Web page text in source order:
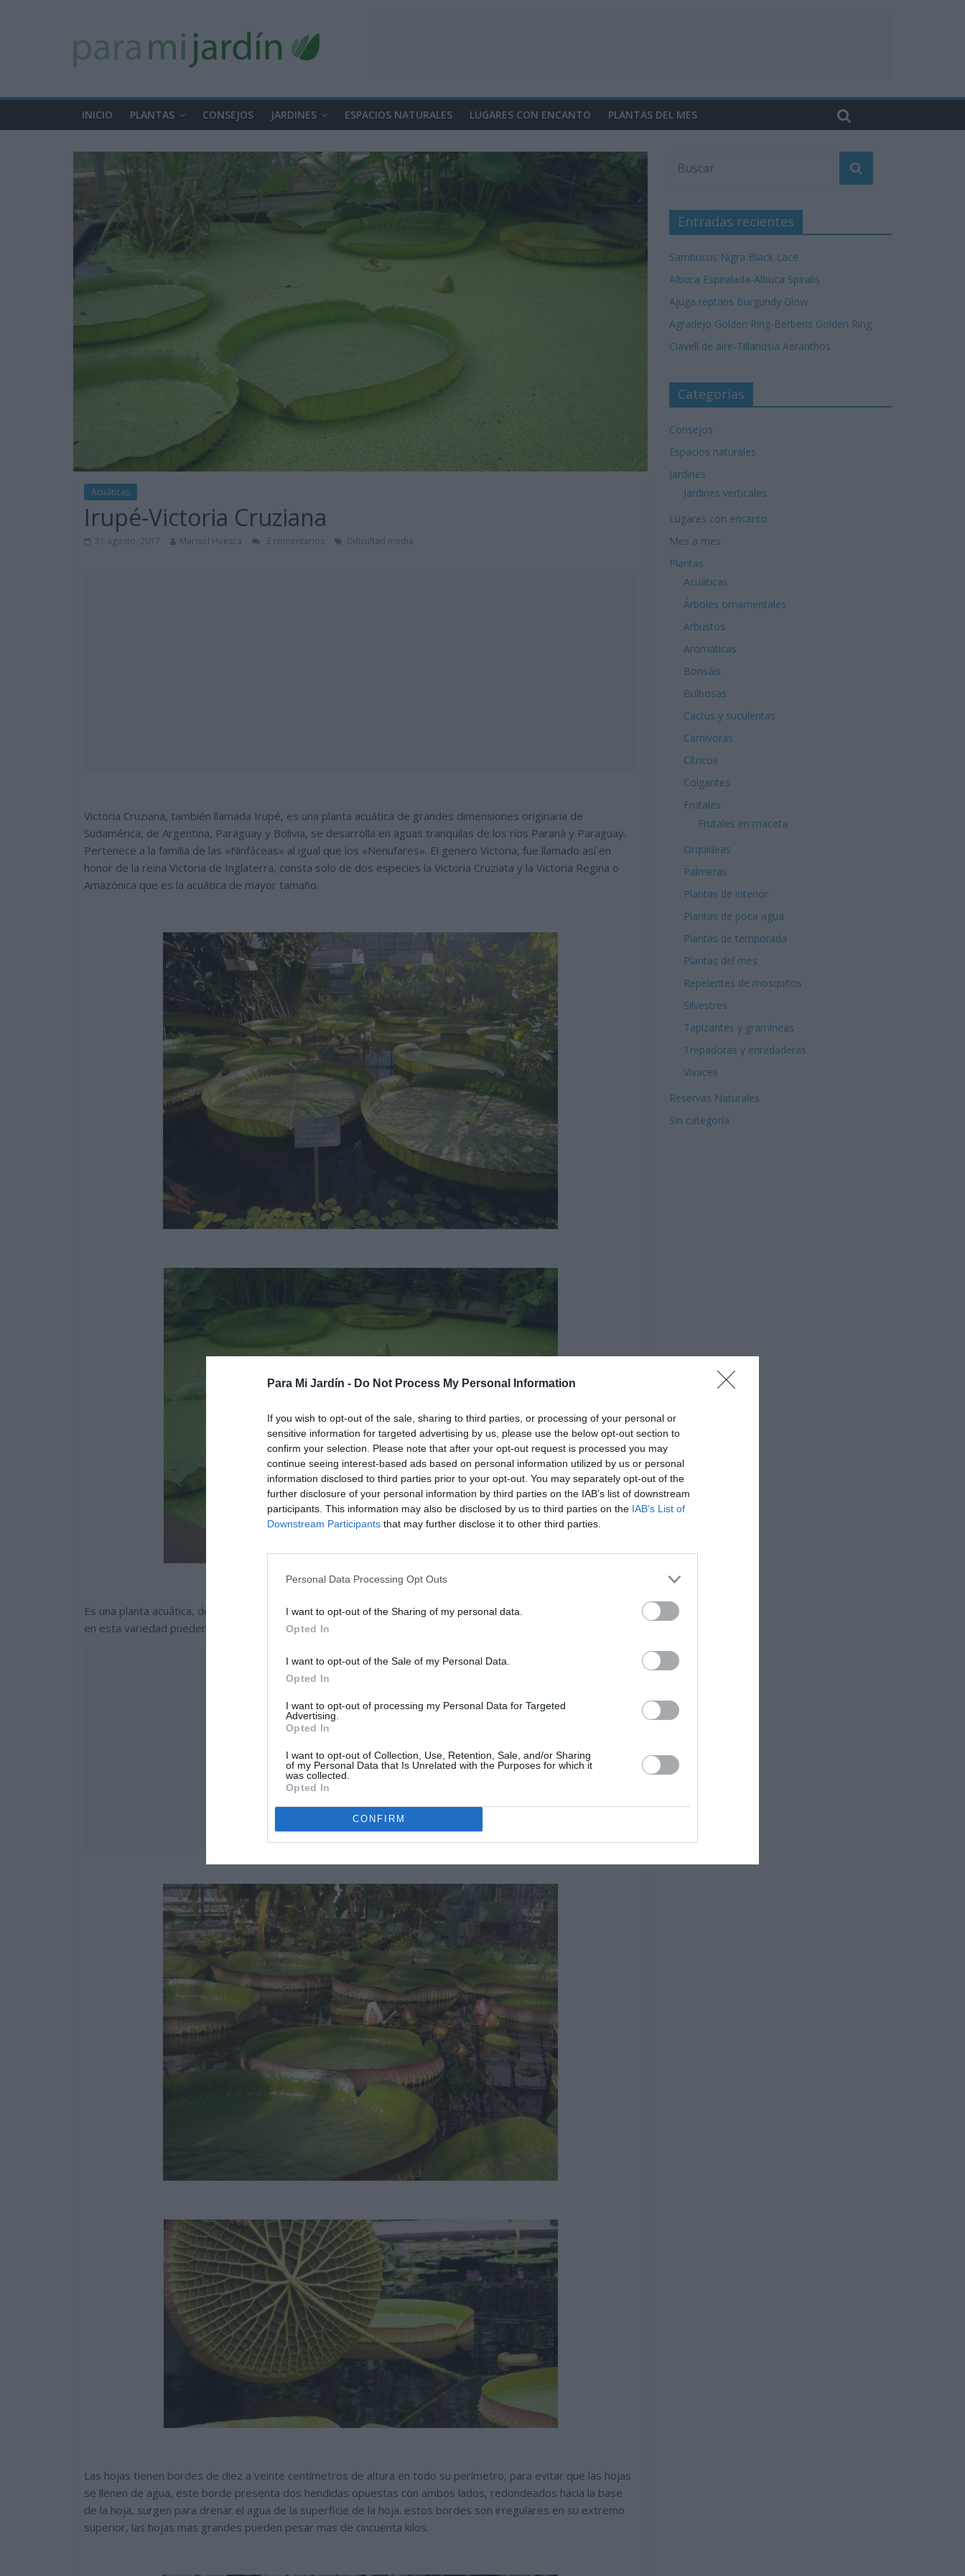
Para Mi Jardín - Do Not Process My Personal Information
If you wish to opt-out of the sale, sharing to third parties, or processing of your personal or
sensitive information for targeted advertising by us, please use the below opt-out section to
confirm your selection. Please note that after your opt-out request is processed you may
continue seeing interest-based ads based on personal information utilized by us or personal
information disclosed to third parties prior to your opt-out. You may separately opt-out of the
further disclosure of your personal information by third parties on the IAB’s list of downstream
participants. This information may also be disclosed by us to third parties on the IAB’s List of
Downstream Participants that may further disclose it to other third parties.
Personal Data Processing Opt Outs
I want to opt-out of the Sharing of my personal data.
Opted In
I want to opt-out of the Sale of my Personal Data.
Opted In
I want to opt-out of processing my Personal Data for Targeted
Advertising.
Opted In
I want to opt-out of Collection, Use, Retention, Sale, and/or Sharing
of my Personal Data that Is Unrelated with the Purposes for which it
was collected.
Opted In
CONFIRM
INICIO PLANTAS CONSEJOS JARDINES ESPACIOS NATURALES LUGARES CON ENCANTO PLANTAS DEL MES
Acuáticas
Irupé-Victoria Cruziana
31 agosto, 2017 Marisol Huesca 3 comentarios Dificultad media
Victoria Cruziana, también llamada Irupé, es una planta acuática de grandes dimensiones originaria de
Sudamérica, de Argentina, Paraguay y Bolivia, se desarrolla en aguas tranquilas de los ríos Paraná y Paraguay.
Pertenece a la familia de las «Ninfáceas» al igual que los «Nenufares». El genero Victoria, fue llamado así en
honor de la reina Victoria de Inglaterra, consta solo de dos especies la Victoria Cruziata y la Victoria Regina o
Amazónica que es la acuática de mayor tamaño.
Es una planta acuática, de hojas grandes y robustas, aplanadas de forma redondeada, de color verde brillante,
en esta variedad pueden llegar a medir mas de un metro de diámetro, en la Amazónica hasta dos metros.
Las hojas tienen bordes de diez a veinte centímetros de altura en todo su perímetro, para evitar que las hojas
se llenen de agua, este borde presenta dos hendidas opuestas con ambos lados, redondeados hacia la base
de la hoja, surgen para drenar el agua de la superficie de la hoja. estos bordes son irregulares en su extremo
superior, las hojas mas grandes pueden pesar mas de cincuenta kilos.
Entradas recientes
Sambucus Nigra Black Lace
Albuca Espiralada-Albuca Spiralis
Ajuga reptans Burgundy Glow
Agradejo Golden Ring-Berberis Golden Ring
Clavell de aire-Tillandsia Aeranthos
Categorías
Consejos
Espacios naturales
Jardines
Jardines verticales
Lugares con encanto
Mes a mes
Plantas
Acuáticas
Árboles ornamentales
Arbustos
Aromáticas
Bonsáis
Bulbosas
Cactus y suculentas
Carnívoras
Cítricos
Colgantes
Frutales
Frutales en maceta
Orquídeas
Palmeras
Plantas de interior
Plantas de poca agua
Plantas de temporada
Plantas del mes
Repelentes de mosquitos
Silvestres
Tapizantes y gramíneas
Trepadoras y enredaderas
Vivaces
Reservas Naturales
Sin categoría